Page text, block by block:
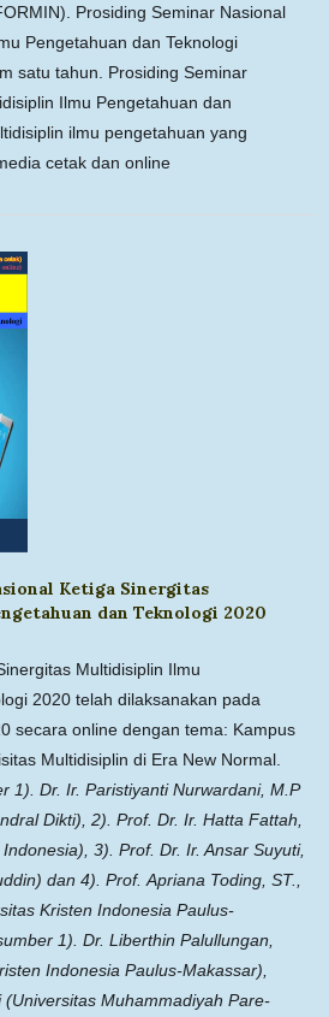
Prosiding Seminar Nasional
Pengetahuan dan Teknologi
satu tahun. Prosiding Seminar
Ilmu Pengetahuan dan
ilmu pengetahuan yang
cetak dan online
Ketiga Sinergitas
dan Teknologi 2020
Multidisiplin Ilmu
2020 telah dilaksanakan pada
secara online dengan tema: Kampus
Multidisiplin di Era New Normal.
1). Dr. Ir. Paristiyanti Nurwardani, M.P
Dikti), 2). Prof. Dr. Ir. Hatta Fattah,
3). Prof. Dr. Ir. Ansar Suyuti,
dan 4). Prof. Apriana Toding, ST.,
Kristen Indonesia Paulus-
1). Dr. Liberthin Palullungan,
Indonesia Paulus-Makassar),
(Universitas Muhammadiyah Pare-